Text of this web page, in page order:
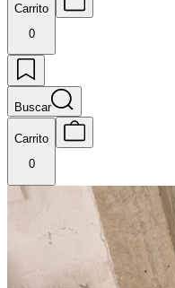
Carrito
0
Buscar
Carrito
0